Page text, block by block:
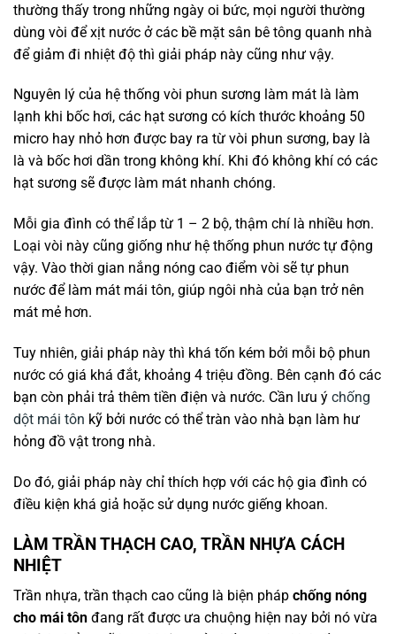
thường thấy trong những ngày oi bức, mọi người thường
dùng vòi để xịt nước ở các bề mặt sân bê tông quanh nhà
để giảm đi nhiệt độ thì giải pháp này cũng như vậy.
Nguyên lý của hệ thống vòi phun sương làm mát là làm
lạnh khi bốc hơi, các hạt sương có kích thước khoảng 50
micro hay nhỏ hơn được bay ra từ vòi phun sương, bay là
là và bốc hơi dần trong không khí. Khi đó không khí có các
hạt sương sẽ được làm mát nhanh chóng.
Mỗi gia đình có thể lắp từ 1 – 2 bộ, thậm chí là nhiều hơn.
Loại vòi này cũng giống như hệ thống phun nước tự động
vậy. Vào thời gian nắng nóng cao điểm vòi sẽ tự phun
nước để làm mát mái tôn, giúp ngôi nhà của bạn trở nên
mát mẻ hơn.
Tuy nhiên, giải pháp này thì khá tốn kém bởi mỗi bộ phun
nước có giá khá đắt, khoảng 4 triệu đồng. Bên cạnh đó các
bạn còn phải trả thêm tiền điện và nước. Cần lưu ý chống
dột mái tôn kỹ bởi nước có thể tràn vào nhà bạn làm hư
hỏng đồ vật trong nhà.
Do đó, giải pháp này chỉ thích hợp với các hộ gia đình có
điều kiện khá giả hoặc sử dụng nước giếng khoan.
LÀM TRẦN THẠCH CAO, TRẦN NHỰA CÁCH
NHIỆT
Trần nhựa, trần thạch cao cũng là biện pháp chống nóng
cho mái tôn đang rất được ưa chuộng hiện nay bởi nó vừa